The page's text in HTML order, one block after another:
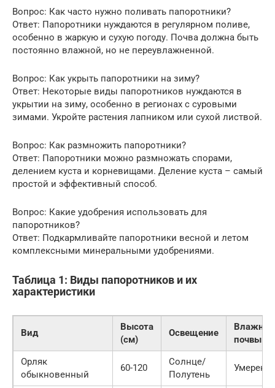
Вопрос: Как часто нужно поливать папоротники?
Ответ: Папоротники нуждаются в регулярном поливе,
особенно в жаркую и сухую погоду. Почва должна быть
постоянно влажной, но не переувлажненной.
Вопрос: Как укрыть папоротники на зиму?
Ответ: Некоторые виды папоротников нуждаются в
укрытии на зиму, особенно в регионах с суровыми
зимами. Укройте растения лапником или сухой листвой.
Вопрос: Как размножить папоротники?
Ответ: Папоротники можно размножать спорами,
делением куста и корневищами. Деление куста – самый
простой и эффективный способ.
Вопрос: Какие удобрения использовать для
папоротников?
Ответ: Подкармливайте папоротники весной и летом
комплексными минеральными удобрениями.
Таблица 1: Виды папоротников и их
характеристики
Вид
Высота
(см)
Освещение
почвы
Орляк
обыкновенный
60-120
Солнце/
Полутень